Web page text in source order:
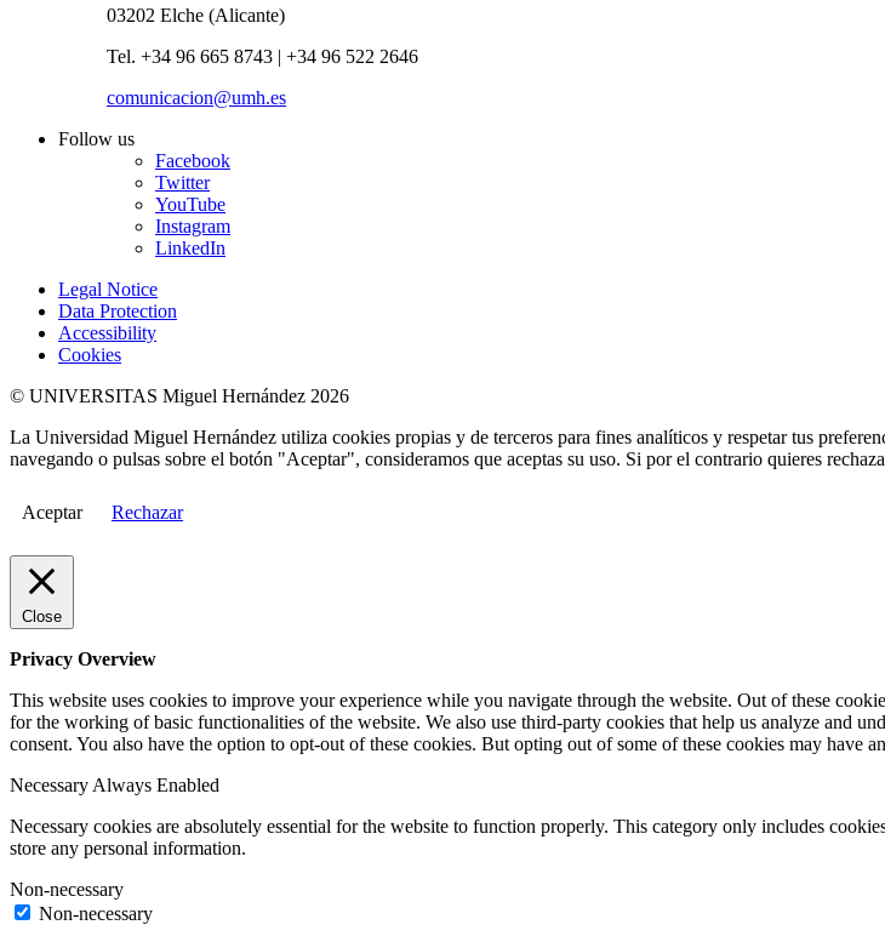
03202 Elche (Alicante)
Tel. +34 96 665 8743 | +34 96 522 2646
comunicacion@umh.es
Follow us
Facebook
Twitter
YouTube
Instagram
LinkedIn
Legal Notice
Data Protection
Accessibility
Cookies
© UNIVERSITAS Miguel Hernández 2026
La Universidad Miguel Hernández utiliza cookies propias y de terceros para fines analíticos y respetar tus
navegando o pulsas sobre el botón "Aceptar", consideramos que aceptas su uso. Si por el contrario quieres
Aceptar Rechazar
Close
Privacy Overview
This website uses cookies to improve your experience while you navigate through the website. Out of these
for the working of basic functionalities of the website. We also use third-party cookies that help us analyze and
consent. You also have the option to opt-out of these cookies. But opting out of some of these cookies may have
Necessary Always Enabled
Necessary cookies are absolutely essential for the website to function properly. This category only includes
store any personal information.
Non-necessary
Non-necessary